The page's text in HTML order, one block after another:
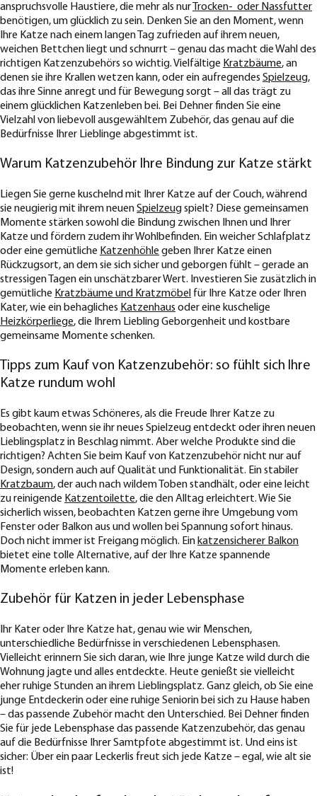
anspruchsvolle Haustiere, die mehr als nur Trocken- oder Nassfutter
benötigen, um glücklich zu sein. Denken Sie an den Moment, wenn
Ihre Katze nach einem langen Tag zufrieden auf ihrem neuen,
weichen Bettchen liegt und schnurrt – genau das macht die Wahl des
richtigen Katzenzubehörs so wichtig. Vielfältige Kratzbäume, an
denen sie ihre Krallen wetzen kann, oder ein aufregendes Spielzeug,
das ihre Sinne anregt und für Bewegung sorgt – all das trägt zu
einem glücklichen Katzenleben bei. Bei Dehner finden Sie eine
Vielzahl von liebevoll ausgewähltem Zubehör, das genau auf die
Bedürfnisse Ihrer Lieblinge abgestimmt ist.
Warum Katzenzubehör Ihre Bindung zur Katze stärkt
Liegen Sie gerne kuschelnd mit Ihrer Katze auf der Couch, während
sie neugierig mit ihrem neuenSpielzeugspielt? Diese gemeinsamen
Momente stärken sowohl die Bindung zwischen Ihnen und Ihrer
Katze und fördern zudem ihr Wohlbefinden. Ein weicher Schlafplatz
oder eine gemütliche Katzenhöhle geben Ihrer Katze einen
Rückzugsort, an dem sie sich sicher und geborgen fühlt – gerade an
stressigen Tagen ein unschätzbarer Wert. Investieren Sie zusätzlich in
gemütliche Kratzbäume und Kratzmöbel für Ihre Katze oder Ihren
Kater, wie ein behagliches Katzenhaus oder eine kuschelige
Heizkörperliege, die Ihrem Liebling Geborgenheit und kostbare
gemeinsame Momente schenken.
Tipps zum Kauf von Katzenzubehör: so fühlt sich Ihre
Katze rundum wohl
Es gibt kaum etwas Schöneres, als die Freude Ihrer Katze zu
beobachten, wenn sie ihr neues Spielzeug entdeckt oder ihren neuen
Lieblingsplatz in Beschlag nimmt. Aber welche Produkte sind die
richtigen? Achten Sie beim Kauf von Katzenzubehör nicht nur auf
Design, sondern auch auf Qualität und Funktionalität. Ein stabiler
Kratzbaum, der auch nach wildem Toben standhält, oder eine leicht
zu reinigende Katzentoilette, die den Alltag erleichtert. Wie Sie
sicherlich wissen, beobachten Katzen gerne ihre Umgebung vom
Fenster oder Balkon aus und wollen bei Spannung sofort hinaus.
Doch nicht immer ist Freigang möglich. Ein katzensicherer Balkon
bietet eine tolle Alternative, auf der Ihre Katze spannende
Momente erleben kann.
Zubehör für Katzen in jeder Lebensphase
Ihr Kater oder Ihre Katze hat, genau wie wir Menschen,
unterschiedliche Bedürfnisse in verschiedenen Lebensphasen.
Vielleicht erinnern Sie sich daran, wie Ihre junge Katze wild durch die
Wohnung jagte und alles entdeckte. Heute genießt sie vielleicht
eher ruhige Stunden an ihrem Lieblingsplatz. Ganz gleich, ob Sie eine
junge Entdeckerin oder eine ruhige Seniorin bei sich zu Hause haben
– das passende Zubehör macht den Unterschied. Bei Dehner finden
Sie für jede Lebensphase das passende Katzenzubehör, das genau
auf die Bedürfnisse Ihrer Samtpfote abgestimmt ist. Und eins ist
sicher: Über ein paar Leckerlis freut sich jede Katze – egal, wie alt sie
ist!